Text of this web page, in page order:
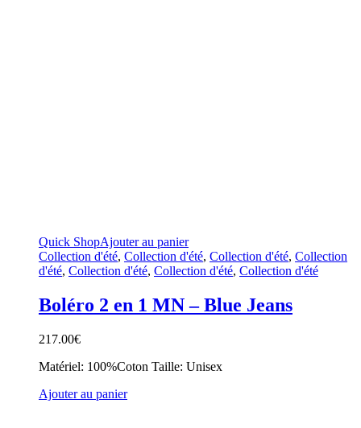
Quick ShopAjouter au panier
Collection d'été, Collection d'été, Collection d'été, Collection
d'été, Collection d'été, Collection d'été, Collection d'été
Boléro 2 en 1 MN – Blue Jeans
217.00€
Matériel: 100%Coton Taille: Unisex
Ajouter au panier